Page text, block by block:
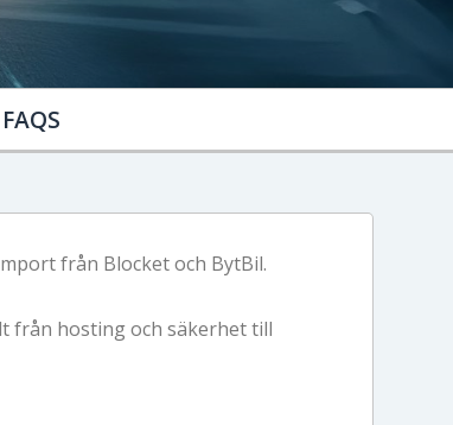
FAQS
från Blocket och BytBil.
från hosting och säkerhet till